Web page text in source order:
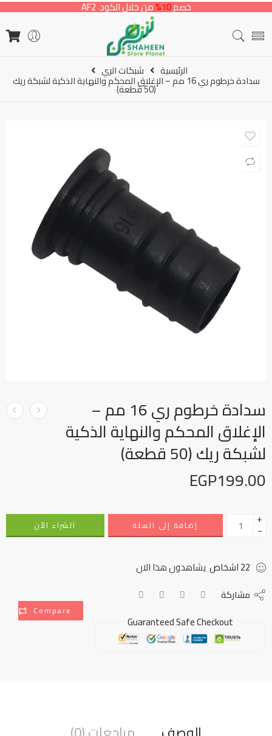
خصم10% من خلال الكود AF2
الرئيسية شبكات الري
سدادة خرطوم ري 16 مم – الإغلاق المحكم والنهاية الذكية لشبكة ريك
(50 قطعة)
سدادة خرطوم ري 16 مم –
الإغلاق المحكم والنهاية الذكية
لشبكة ريك (50 قطعة)
EGP199.00
+
− إضافة إلى السلة الشراء الأن
22اشخاص يشاهدون هذا الان
Compare
مشاركة
Guaranteed Safe Checkout